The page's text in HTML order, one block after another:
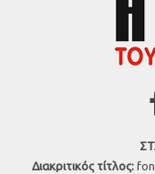
Διακριτικός τίτλος: